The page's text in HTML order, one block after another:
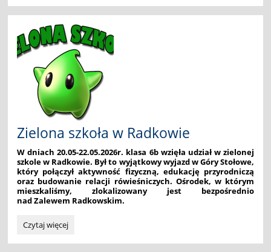
Krakowa:
Zielona szkoła w Radkowie
W dniach 20.05-22.05.2026r. klasa 6b wzięła udział w zielonej
szkole w Radkowie. Był to wyjątkowy wyjazd w Góry Stołowe,
który połączył aktywność fizyczną, edukację przyrodniczą
oraz budowanie relacji rówieśniczych. Ośrodek, w którym
mieszkaliśmy, zlokalizowany jest bezpośrednio
nad Zalewem Radkowskim.
Zielona
w
Czytaj więcej